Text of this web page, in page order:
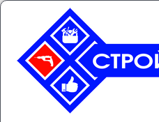
Перейти
содержимому